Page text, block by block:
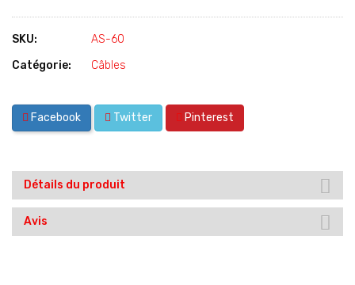
SKU:
AS-60
Catégorie:
Câbles
Facebook Twitter Pinterest
Détails du produit
Avis